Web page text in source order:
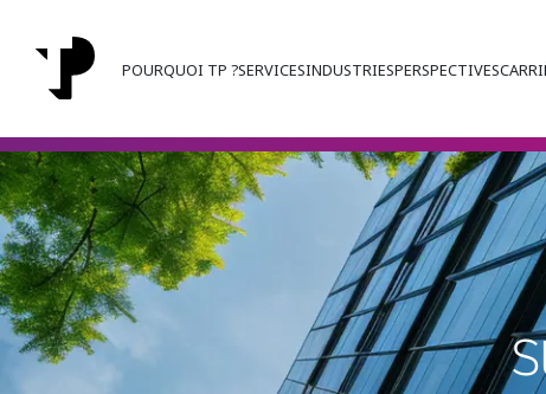
POURQUOI TP ?SERVICESINDUSTRIESPERSPECTIVES